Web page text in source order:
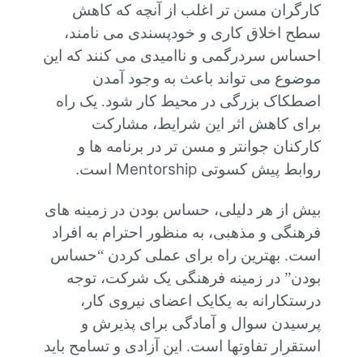
کارگران مسن تر اغلب از آنچه که کاهش
سطح اخلاق کاری و خودپسندی می نامند،
احساس سردرگمی و ناامیدی می کنند که این
موضوع می تواند باعث به وجود آمدن
اصطکاک بزرگی در محیط کار شود. یک راه
برای کاهش اثر این شرایط، مشارکت
کارکنان جوانتر و مسن تر در برنامه ها و
روابط پیش کسوتی
است.
بیش از هر دلیلی، حساس بودن در زمینه های
فرهنگی و مذهبی، به منظور احترام به افراد
است. بهترین راه برای عملی کردن “حساس
بودن” در زمینه فرهنگی یک شرکت، توجه
درستکارانه به یکایک اعضای نیروی کار،
پرسیدن سوال و آمادگی برای پذیرش و
استقرار تفاوتها است. این آزادی و تسامح باید